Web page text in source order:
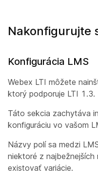
Nakonfigurujte
Konfigurácia LMS
Webex LTI môžete
ktorý podporuje LTI 1.3.
Táto sekcia zachytáva
konfiguráciu vo vašom
Názvy polí sa medzi
niektoré z
existovať variácie.